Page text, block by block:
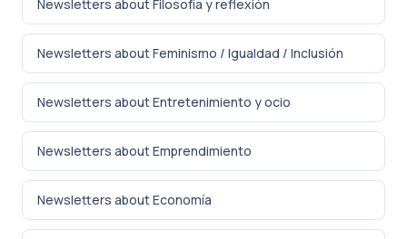
Newsletters about Filosofía y reflexión
Newsletters about Feminismo / Igualdad / Inclusión
Newsletters about Entretenimiento y ocio
Newsletters about Emprendimiento
Newsletters about Economía